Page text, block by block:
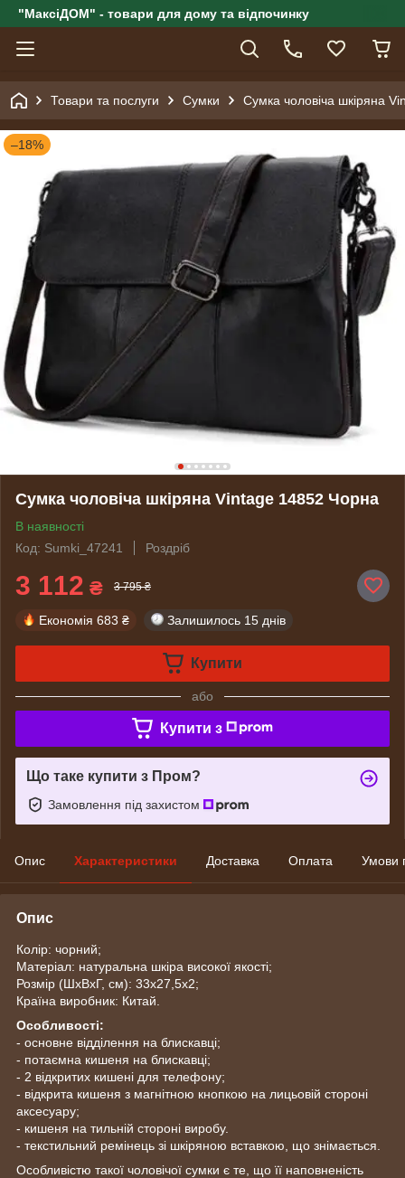
"МаксіДОМ" - товари для дому та відпочинку
Товари та послуги Сумки Сумка чоловіча шкіряна
–18%
Сумка чоловіча шкіряна Vintage 14852 Чорна
В наявності
Код: Sumki_47241
Роздріб
3 112 ₴ 3 795 ₴
Економія 683 ₴ Залишилось 15 днів
Купити
або
Купити з
Що таке купити з Пром?
Замовлення під захистом
Опис Характеристики Доставка Оплата Умови
Опис
Колір: чорний;
Матеріал: натуральна шкіра високої якості;
Розмір (ШхВхГ, см): 33х27,5х2;
Країна виробник: Китай.
Особливості:
- основне відділення на блискавці;
- потаємна кишеня на блискавці;
- 2 відкритих кишені для телефону;
- відкрита кишеня з магнітною кнопкою на лицьовій стороні
аксесуару;
- кишеня на тильній стороні виробу.
- текстильний ремінець зі шкіряною вставкою, що знімається.
Особливістю такої чоловічої сумки є те, що її наповненість